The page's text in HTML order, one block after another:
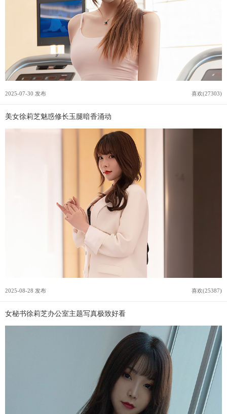
2025-07-30 发布 喜欢(27303)
美女徐莉芝魅惑修长玉腿暗香涌动
2025-08-28 发布 喜欢(25387)
女秘书徐莉芝办公室主题写真极致好看